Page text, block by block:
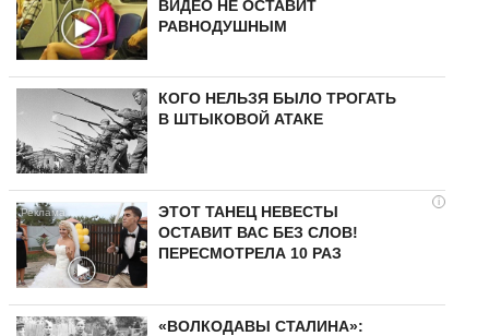
ВИДЕО НЕ ОСТАВИТ
РАВНОДУШНЫМ
КОГО НЕЛЬЗЯ БЫЛО ТРОГАТЬ
В ШТЫКОВОЙ АТАКЕ
i
ЭТОТ ТАНЕЦ НЕВЕСТЫ
ОСТАВИТ ВАС БЕЗ СЛОВ!
ПЕРЕСМОТРЕЛА 10 РАЗ
«ВОЛКОДАВЫ СТАЛИНА»: